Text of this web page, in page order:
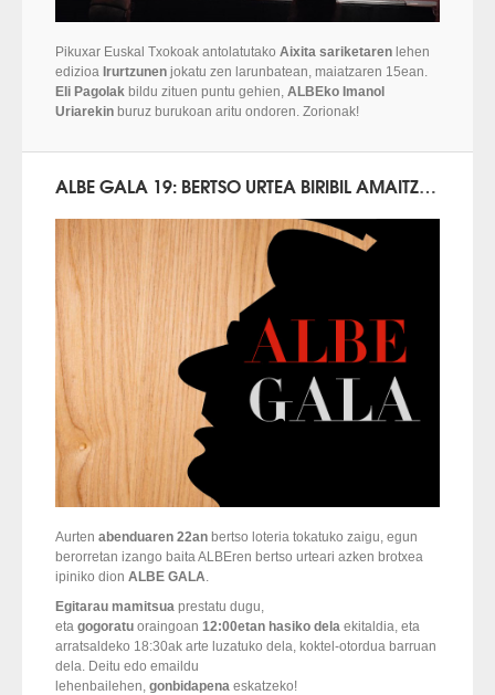
Pikuxar Euskal Txokoak antolatutako Aixita sariketaren lehen
edizioa Irurtzunen jokatu zen larunbatean, maiatzaren 15ean.
Eli Pagolak bildu zituen puntu gehien, ALBEko Imanol
Uriarekin buruz burukoan aritu ondoren. Zorionak!
ALBE GALA 19: BERTSO URTEA BIRIBIL AMAITZEKO PLANIK OOONENA!!!
Aurten abenduaren 22an bertso loteria tokatuko zaigu, egun
berorretan izango baita ALBEren bertso urteari azken brotxea
ipiniko dion ALBE GALA.
Egitarau mamitsua prestatu dugu,
eta gogoratu oraingoan 12:00etan hasiko dela ekitaldia, eta
arratsaldeko 18:30ak arte luzatuko dela, koktel-otordua barruan
dela. Deitu edo emaildu
lehenbailehen, gonbidapena eskatzeko!